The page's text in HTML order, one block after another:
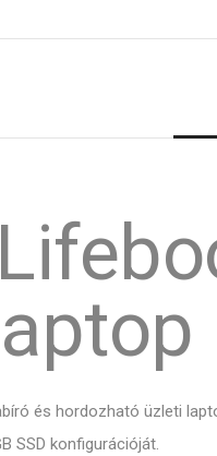
és hordozható üzleti
SSD konfigurációját.